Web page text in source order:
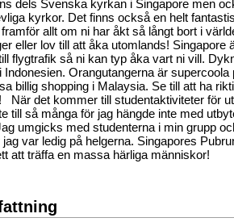
dels Svenska kyrkan i Singapore men
kyrkor. Det finns också en helt
allt om ni har åkt så långt bort i
eller lov till att åka utomlands! Singapore
flygtrafik så ni kan typ åka vart ni vill.
Indonesien. Orangutangerna är supercoola
billig shopping i Malaysia. Se till att ha
När det kommer till studentaktiviteter för
till så många för jag hängde inte med
umgicks med studenterna i min grupp
jag var ledig på helgerna. Singapores
att träffa en massa härliga människor!